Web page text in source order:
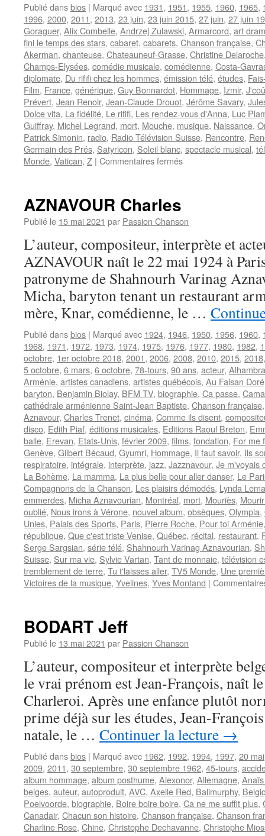
Publié dansbios | Marqué avec 1931, 1951, 1955, 1960, 1965,
1996, 2000, 2011, 2013, 23 juin, 23 juin 2015, 27 juin, 27 juin
Goraguer, Alix Combelle, Andrzej Zulawski, Armarcord, art
fini le temps des stars, cabaret, cabarets, Chanson française,
Akerman, chanteuse, Chateauneuf-Grasse, Christine Delaroche
Champs-Elysées, comédie musicale, comédienne, Costa-
diplomate, Du rififi chez les hommes, émission télé, études,
Film, France, générique, Guy Bonnardot, Hommage, Izmir,
Prévert, Jean Renoir, Jean-Claude Drouot, Jérôme Savary,
Dolce vita, La fidélité, Le rififi, Les rendez-vous d'Anna, Luc
Guiffray, Michel Legrand, mort, Mouche, musique, Naissance,
Patrick Simonin, radio, Radio Télévision Suisse, Rencontre,
Germain des Prés, Satyricon, Soleil blanc, spectacle musical,
Monde, Vatican, Z | Commentaires ferméssur
AZNAVOUR Charles
Publié le 15 mai 2021 par Passion Chanson
L’auteur, compositeur, interprète et
AZNAVOUR naît le 22 mai 1924 à
patronyme de Shahnourh Varinag
Micha, baryton tenant un restaurant
mère, Knar, comédienne, le …
Publié dansbios | Marqué avec 1924, 1946, 1950, 1956, 1960,
1968, 1971, 1972, 1973, 1974, 1975, 1976, 1977, 1980, 1982,
octobre, 1er octobre 2018, 2001, 2006, 2008, 2010, 2015, 2018
5 octobre, 6 mars, 6 octobre, 78-tours, 90 ans, acteur,
Arménie, artistes canadiens, artistes québécois, Au Faisan Doré
baryton, Benjamin Biolay, BFM TV, biographie, Ca passe,
cathédrale arménienne Saint-Jean Baptiste, Chanson française
Aznavour, Charles Trenet, cinéma, Comme ils disent,
disco, Edith Piaf, éditions musicales, Editions Raoul Breton,
balle, Erevan, Etats-Unis, février 2009, films, fondation, For me
Genève, Gilbert Bécaud, Gyumri, Hommage, Il faut savoir, Ils
respiratoire, intégrale, interprète, jazz, Jazznavour, Je m'voyais
La Bohème, La mamma, La plus belle pour aller danser, Le
Compagnons de la Chanson, Les plaisirs démodés, Lynda
emmerdes, Micha Aznavourian, Montréal, mort, Mouriès,
oublié, Nous irons à Vérone, nouvel album, obsèques, Olympia,
Unies, Palais des Sports, Paris, Pierre Roche, Pour toi Arménie
république, Que c'est triste Venise, Québec, récital, restaurant,
Serge Sargsian, série télé, Shahnourh Varinag Aznavourian,
Suisse, Sur ma vie, Sylvie Vartan, Tant de monnaie, télévision
tremblement de terre, Tu t'laisses aller, TV5 Monde, Une
Victoires de la musique, Yvelines, Yves Montand |
BODART Jeff
Publié le 13 mai 2021 par Passion Chanson
L’auteur, compositeur et interprète
le vrai prénom est Jean-François, naît
Charleroi. Après une enfance plutôt
prime déjà sur les études, Jean-
natale, le … Continuer la lecture →
Publié dansbios | Marqué avec 1962, 1992, 1994, 1997, 20 mai
2009, 2011, 30 septembre, 30 septembre 1962, 45-tours,
album hommage, album posthume, Alexonor, Allemagne,
belges, auteur, autoproduit, AVC, Axelle Red, Balimurphy,
Poelvoorde, biographie, Boire boire boire, Ca ne me suffit plus,
Canadair, Chacun son histoire, Chanson française, Chanson
Charline Rose, Chine, Christophe Dechavanne, Christophe